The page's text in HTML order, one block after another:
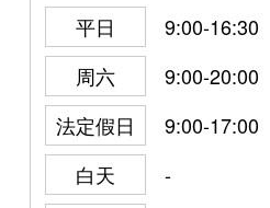
平日
9:00-16:30
周六
9:00-20:00
法定假日
9:00-17:00
白天
-